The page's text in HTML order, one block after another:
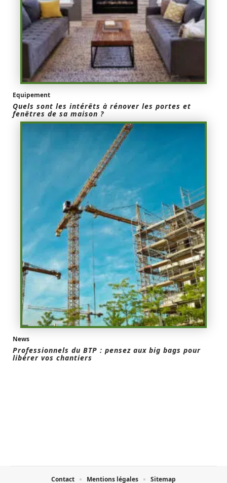
Equipement
Quels sont les intérêts à rénover les portes et
fenêtres de sa maison ?
News
Professionnels du BTP : pensez aux big bags pour
libérer vos chantiers
Contact Mentions légales Sitemap